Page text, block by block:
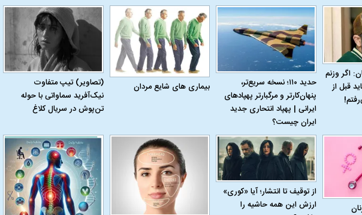
اگر وزنم
قبل از
حدید ۱۱۰؛ نسخه سریع‌تر،
پنهان‌کارتر و مرگبارتر پهپادهای
ایرانی | پهپاد انتحاری جدید
ایران چیست؟
بیماری‌ های شایع مردان
(تصاویر) تیپ متفاوت
نیک‌آفرید سماواتی با حوله
تن‌پوش در سریال کلاغ
از توقیف تا انتشار؛ آیا «کوری»
ارزش این همه حاشیه را
به کویت با
سخنرانی دیده نشده آیت‌الله هاشمی
رفسنجانی درباره پذیرش قطع نامه۵۹۸
ببینید| انیمیشن لگویی حمله به کویت با
جنگنده اف-۵
علت تنگی نفس و راه های درمان آن
دلیل علاقه برخی افراد به فال و طالع‌بینی
چیست؟